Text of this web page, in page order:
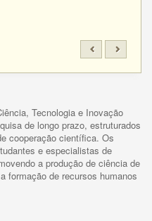
Tecnologia e Inovação
de longo prazo, estruturados
cooperação científica. Os
e especialistas de
a produção de ciência de
formação de recursos humanos